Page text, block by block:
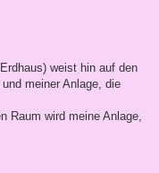
weist hin auf den
meiner Anlage, die
Raum wird meine Anlage,